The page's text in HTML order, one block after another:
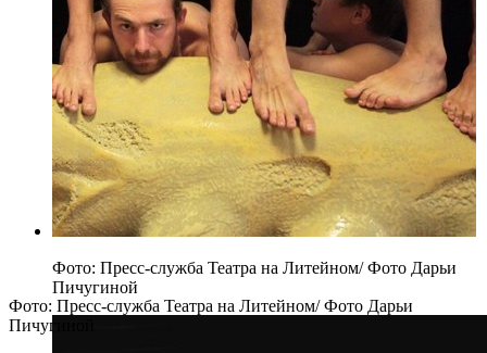
Фото: Пресс-служба Театра на Литейном/ Фото Дарьи
Пичугиной
Фото: Пресс-служба Театра на Литейном/ Фото Дарьи
Пичугиной